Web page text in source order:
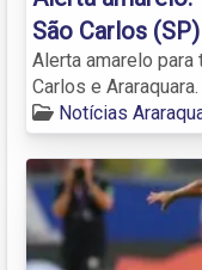
São Carlos
Alerta amarelo
Carlos e Araraquara.
Notícias